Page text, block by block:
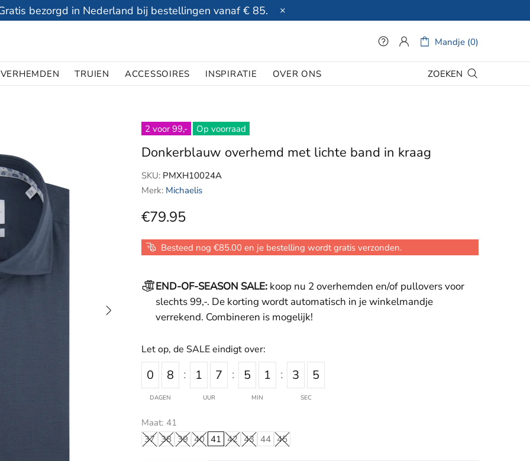
bezorgd in Nederland bij bestellingen vanaf € 85.
Mandje (0)
TRUIEN ACCESSOIRES INSPIRATIE OVER ONS ZOEKEN
2 voor 99,- Op voorraad
Donkerblauw overhemd met lichte band in kraag
SKU: PMXH10024A
Merk: Michaelis
€79.95
Besteed nog €85.00 en je bestelling wordt gratis verzonden.
END-OF-SEASON SALE: koop nu 2 overhemden en/of pullovers voor
slechts 99,-. De korting wordt automatisch in je winkelmandje
verrekend. Combineren is mogelijk!
0 8
DAGEN
1 7
UUR
5 1
MIN
3 5
SEC
Let op, de SALE eindigt over:
Maat: 41
37 38 39 40 41 42 43 44 45